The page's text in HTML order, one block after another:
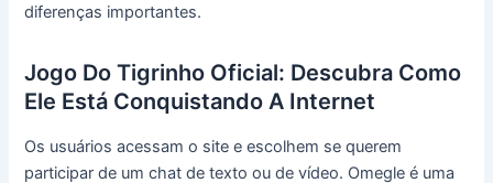
diferenças importantes.
Jogo Do Tigrinho Oficial: Descubra Como
Ele Está Conquistando A Internet
Os usuários acessam o site e escolhem se querem
participar de um chat de texto ou de vídeo. Omegle é uma